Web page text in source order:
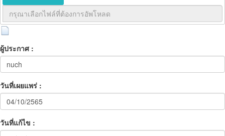
ผู้ประกาศ :
วันที่เผยแพร่ :
วันที่แก้ไข :